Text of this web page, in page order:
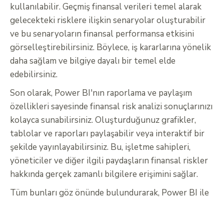
kullanılabilir. Geçmiş finansal verileri temel alarak
gelecekteki risklere ilişkin senaryolar oluşturabilir
ve bu senaryoların finansal performansa etkisini
görselleştirebilirsiniz. Böylece, iş kararlarına yönelik
daha sağlam ve bilgiye dayalı bir temel elde
edebilirsiniz.
Son olarak, Power BI'nın raporlama ve paylaşım
özellikleri sayesinde finansal risk analizi sonuçlarınızı
kolayca sunabilirsiniz. Oluşturduğunuz grafikler,
tablolar ve raporları paylaşabilir veya interaktif bir
şekilde yayınlayabilirsiniz. Bu, işletme sahipleri,
yöneticiler ve diğer ilgili paydaşların finansal riskler
hakkında gerçek zamanlı bilgilere erişimini sağlar.
Tüm bunları göz önünde bulundurarak, Power BI ile